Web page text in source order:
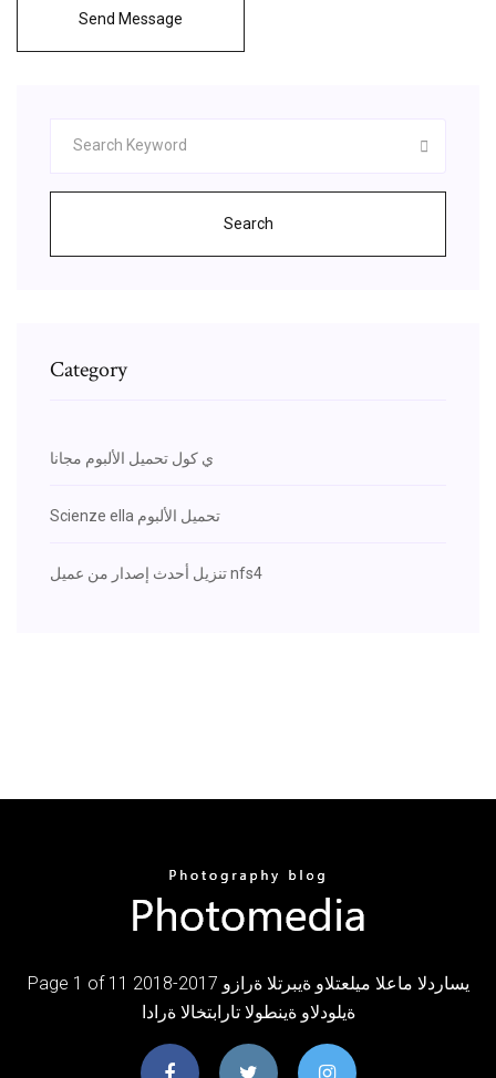
Send Message
Search
Category
ي كول تحميل الألبوم مجانا
Scienze ella تحميل الألبوم
تنزيل أحدث إصدار من عميل nfs4
Page 1 of 11 2018-2017 يساردلا ماعلا ميلعتلاو ةيبرتلا ةرازو
ةيلودلاو ةينطولا تارابتخالا ةرادا